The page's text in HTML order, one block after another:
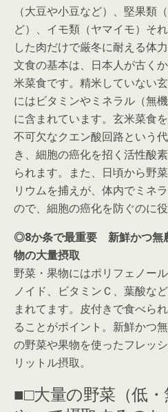
（大豆や小豆など）、堅果類
ど）、イモ類（ヤマイモ）そ
した肉だけで厳冬に耐える体
文食の基本は、日本人が古く
米菜食です。精米していない
にはビタミンやミネラル（無
に含まれています。玄米菜食
不可欠なクエン酸回路という
き、細胞の癌化を招く活性酸
られます。また、日頃から野
リウムを捕えが、体内でミネ
ので、細胞の癌化を防ぐのに役
◎8か条で最重要 新鮮かつ無
物の大量摂取
野菜・果物にはポリフェノー
ノイド、ビタミンＣ、葉酸な
まれてます。皮付きで食べら
ることがポイント。新鮮かつ
の野菜や果物を使ったフレッ
リットル摂取。
■□大量の野菜（低